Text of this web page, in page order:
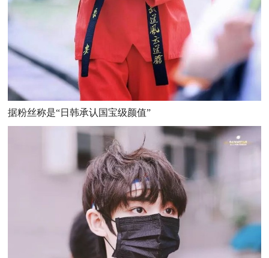
据粉丝称是“日韩承认国宝级颜值”